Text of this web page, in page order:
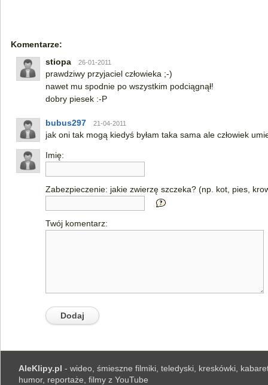
Komentarze:
stiopa
26-01-2011
prawdziwy przyjaciel człowieka ;-)
nawet mu spodnie po wszystkim podciągnął!
dobry piesek :-P
bubus297 21-04-2011
jak oni tak mogą kiedyś byłam taka sama ale człowiek
Imię:
Zabezpieczenie: jakie zwierzę szczeka? (np. kot, pies,
Twój komentarz:
AleKlipy.pl - wideo, śmieszne filmiki, teledyski, kreskówki,
humor, reportaże, filmy z YouTube